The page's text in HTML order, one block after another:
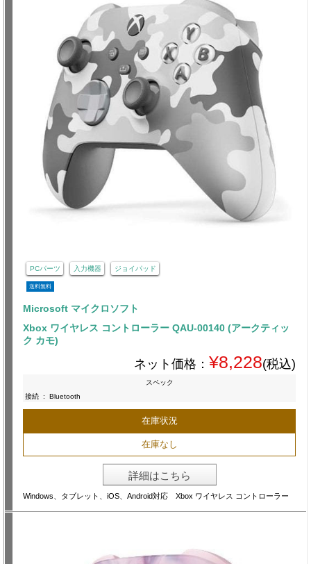
PCパーツ 入力機器 ジョイパッド
送料無料
Microsoft マイクロソフト
Xbox ワイヤレス コントローラー QAU-00140 (アークティッ
ク カモ)
ネット価格： ¥8,228(税込)
スペック
接続 : Bluetooth
在庫状況
在庫なし
詳細はこちら
Windows、タブレット、iOS、Android対応 Xbox ワイヤレス コントローラー